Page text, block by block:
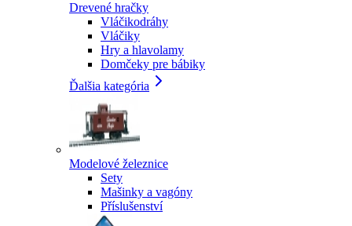
Drevené hračky
Vláčikodráhy
Vláčiky
Hry a hlavolamy
Domčeky pre bábiky
Ďalšia kategória
Modelové železnice
Sety
Mašinky a vagóny
Příslušenství